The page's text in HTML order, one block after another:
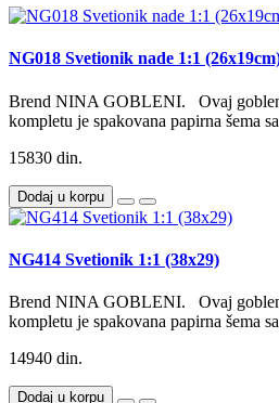
NG018 Svetionik nade 1:1
Brend NINA GOBLENI. Ovaj
kompletu je spakovana papirna šema
15830 din.
Dodaj u korpu
NG414 Svetionik 1:1 (38x29)
Brend NINA GOBLENI. Ovaj
kompletu je spakovana papirna šema
14940 din.
Dodaj u korpu